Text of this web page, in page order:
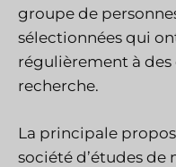
groupe de
sélectionnées qui
régulièrement à des
recherche.
La principale
société d’études de